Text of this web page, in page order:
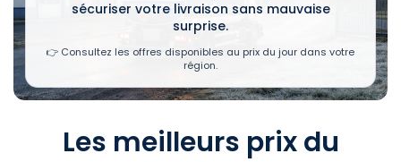
sécuriser votre livraison sans mauvaise
surprise.
👉 Consultez les offres disponibles au prix du jour dans votre
région.
Les meilleurs prix du